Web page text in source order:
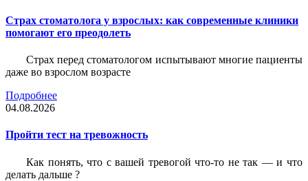
Страх стоматолога у взрослых: как современные клиники
помогают его преодолеть
Страх перед стоматологом испытывают многие пациенты
даже во взрослом возрасте
Подробнее
04.08.2026
Пройти тест на тревожность
Как понять, что с вашей тревогой что-то не так — и что
делать дальше ?